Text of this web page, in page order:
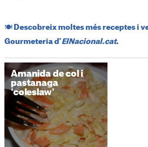
​🍽️​ Descobreix moltes més receptes i
Gourmeteria d’ElNacional.cat.
Amanida de col i
pastanaga
'coleslaw'